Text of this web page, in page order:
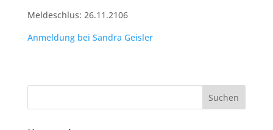
Meldeschlus: 26.11.2106
Anmeldung bei Sandra Geisler